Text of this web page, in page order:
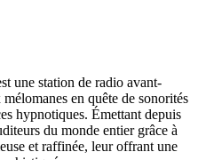
une station de radio avant-
en quête de sonorités
hypnotiques. Émettant depuis
du monde entier grâce à
et raffinée, leur offrant une